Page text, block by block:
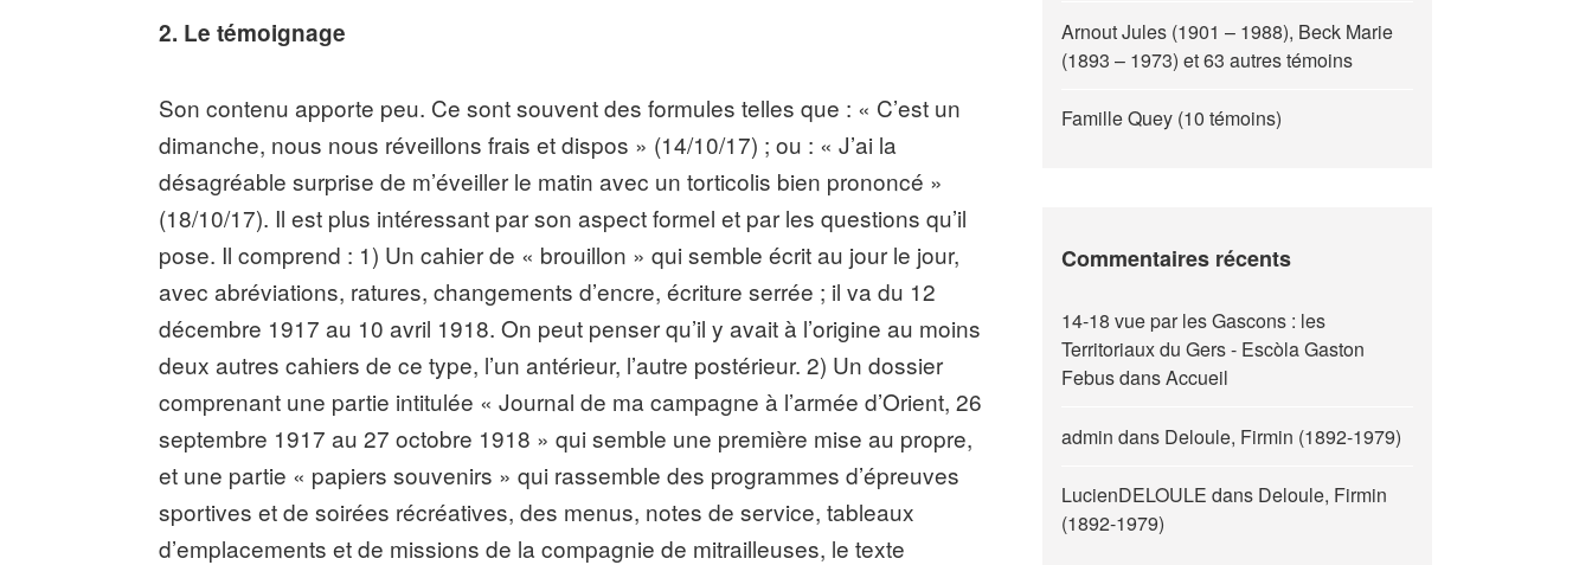
2. Le témoignage
Son contenu apporte peu. Ce sont souvent des formules telles que : « C’est un
dimanche, nous nous réveillons frais et dispos » (14/10/17) ; ou : « J’ai la
désagréable surprise de m’éveiller le matin avec un torticolis bien prononcé »
(18/10/17). Il est plus intéressant par son aspect formel et par les questions qu’il
pose. Il comprend : 1) Un cahier de « brouillon » qui semble écrit au jour le jour,
avec abréviations, ratures, changements d’encre, écriture serrée ; il va du 12
décembre 1917 au 10 avril 1918. On peut penser qu’il y avait à l’origine au moins
deux autres cahiers de ce type, l’un antérieur, l’autre postérieur. 2) Un dossier
comprenant une partie intitulée « Journal de ma campagne à l’armée d’Orient, 26
septembre 1917 au 27 octobre 1918 » qui semble une première mise au propre,
et une partie « papiers souvenirs » qui rassemble des programmes d’épreuves
sportives et de soirées récréatives, des menus, notes de service, tableaux
d’emplacements et de missions de la compagnie de mitrailleuses, le texte
Arnout Jules (1901 – 1988), Beck Marie
(1893 – 1973) et 63 autres témoins
Famille Quey (10 témoins)
Commentaires récents
14-18 vue par les Gascons : les
Territoriaux du Gers - Escòla Gaston
FebusdansAccueil
admin dans Deloule, Firmin (1892-1979)
LucienDELOULE dans Deloule, Firmin
(1892-1979)